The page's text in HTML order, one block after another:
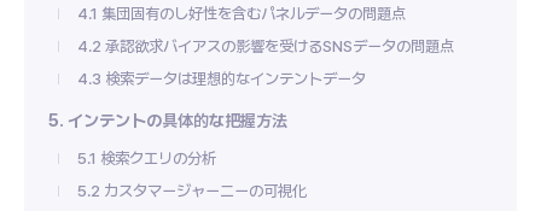
4.1 集団固有のし好性を含むパネルデータの問題点
4.2 承認欲求バイアスの影響を受けるSNSデータの問題点
4.3 検索データは理想的なインテントデータ
5. インテントの具体的な把握方法
5.1 検索クエリの分析
5.2 カスタマージャーニーの可視化